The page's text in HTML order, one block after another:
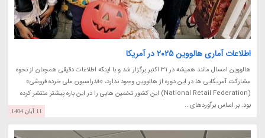
اطلاعات آماری هالووین 2025 در آمریکا
هالووین امسال مانند همیشه در 31 اکتبر برگزار شد و با اینکه اطلاعات دقیقی همچنان از نحوه
مشارکت آمریکایی ها در این دوره از هالووین وجود ندارد، «فدراسیون ملی خرده فروشی»
(National Retail Federation) این کشور تخمین هایی را در این باره پیشتر منتشر کرده
بود. بر اساس برآوردهای...
11 آبان 1404